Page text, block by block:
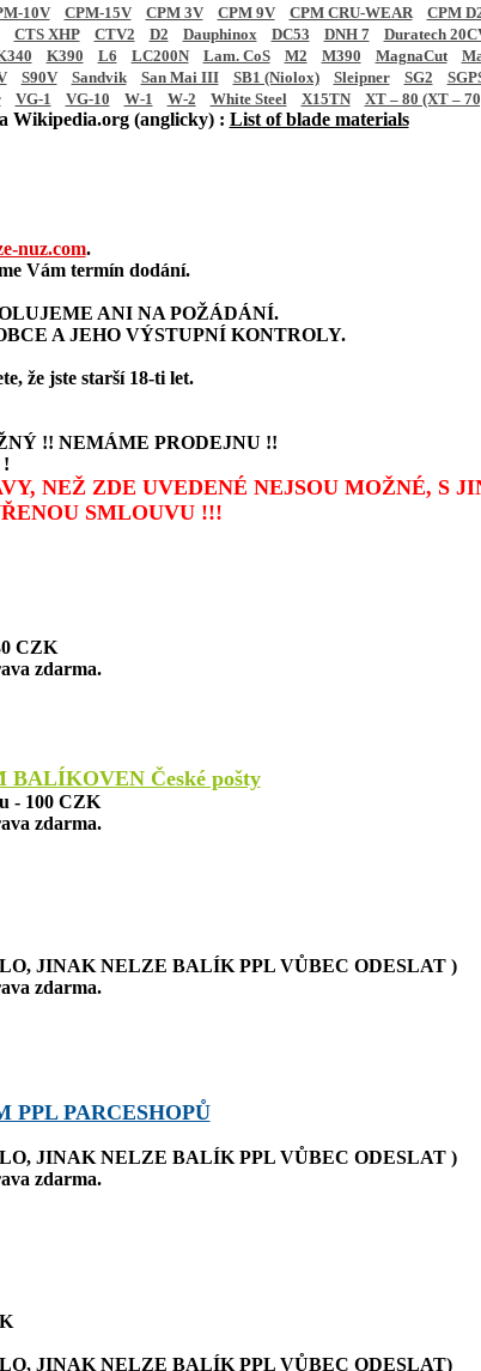
10V CPM-15V CPM 3V CPM 9V CPM CRU-WEAR CPM
CTS XHP CTV2 D2 Dauphinox DC53 DNH 7 Duratech
K390 L6 LC200N Lam. CoS M2 M390 MagnaCut
S90V Sandvik San Mai III SB1 (Niolox) Sleipner SG2
VG-1 VG-10 W-1 W-2 White Steel X15TN XT – 80 (XT –
Wikipedia.org (anglicky) : List of blade materials
nuz.com.
Vám termín dodání.
ANI NA POŽÁDÁNÍ.
A JEHO VÝSTUPNÍ KONTROLY.
že jste starší 18-ti let.
!! NEMÁME PRODEJNU !!
NEŽ ZDE UVEDENÉ NEJSOU MOŽNÉ, S
SMLOUVU !!!
CZK
zdarma.
BALÍKOVEN České pošty
- 100 CZK
zdarma.
JINAK NELZE BALÍK PPL VŮBEC ODESLAT )
zdarma.
PPL PARCESHOPŮ
JINAK NELZE BALÍK PPL VŮBEC ODESLAT )
zdarma.
JINAK NELZE BALÍK PPL VŮBEC ODESLAT)